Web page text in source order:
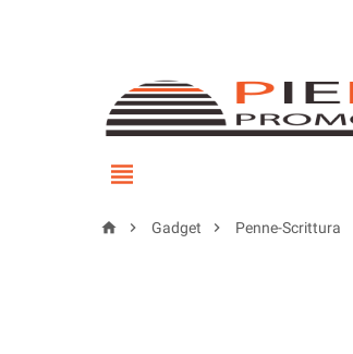

  Gadget  Penne-Scrittura